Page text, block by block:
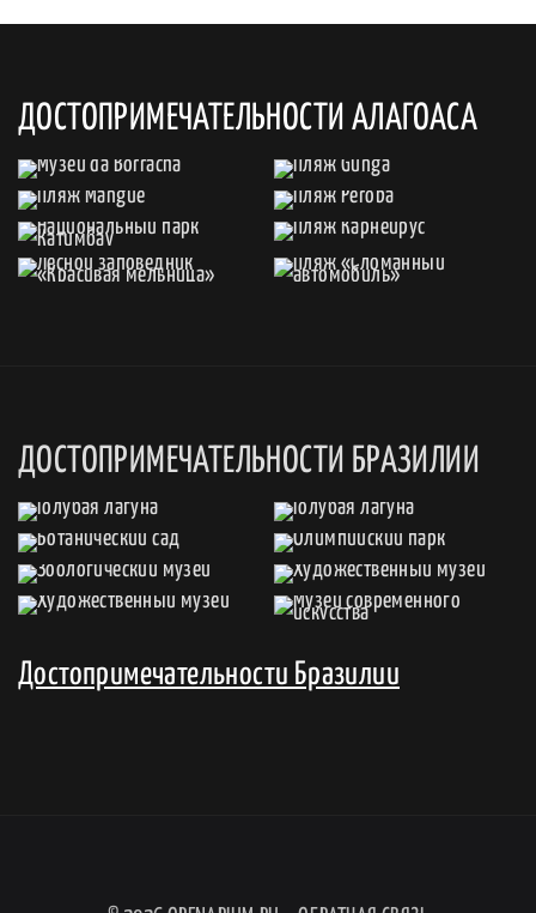
ДОСТОПРИМЕЧАТЕЛЬНОСТИ АЛАГОАСА
ДОСТОПРИМЕЧАТЕЛЬНОСТИ БРАЗИЛИИ
Достопримечательности Бразилии